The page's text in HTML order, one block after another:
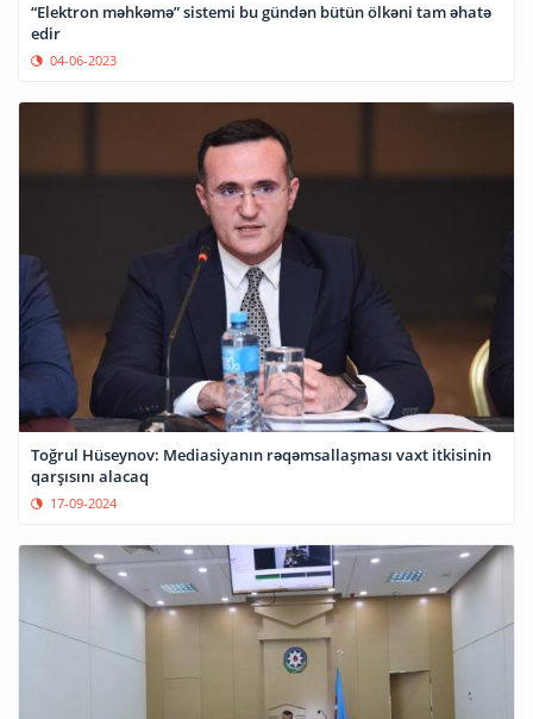
“Elektron məhkəmə” sistemi bu gündən bütün ölkəni tam əhatə
edir
04-06-2023
Toğrul Hüseynov: Mediasiyanın rəqəmsallaşması vaxt itkisinin
qarşısını alacaq
17-09-2024